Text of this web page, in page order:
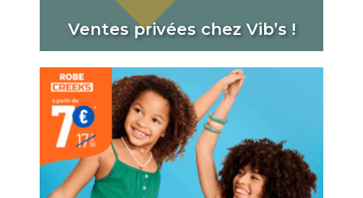
Ventes privées chez Vib’s !